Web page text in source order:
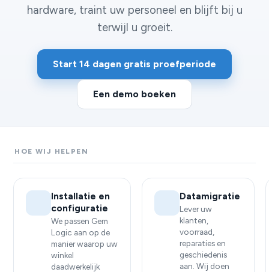
hardware, traint uw personeel en blijft bij u
terwijl u groeit.
Start 14 dagen gratis proefperiode
Een demo boeken
HOE WIJ HELPEN
Installatie en
configuratie
We passen Gem
Logic aan op de
manier waarop uw
winkel
daadwerkelijk
Datamigratie
Lever uw
klanten,
voorraad,
reparaties en
geschiedenis
aan. Wij doen